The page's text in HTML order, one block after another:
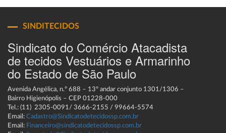
SINDITECIDOS
Sindicato do Comércio Atacadista
de tecidos Vestuários e Armarinho
do Estado de São Paulo
Avenida Angélica, n.º 688 – 13º andar conjunto 1301/1306 –
Bairro Higienópolis – CEP 01228-000
Tel.: (11) 2305-0091/ 3666-2155 / 99664-5574
Email: Cadastro@Sindicatodetecidossp.com.br
Email: Financeiro@sindicatodetecidossp.com.br